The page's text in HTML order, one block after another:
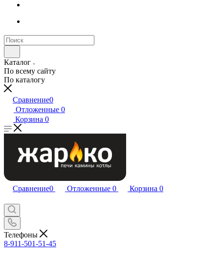
Каталог
По всему сайту
По каталогу
Сравнение0
Отложенные 0
Корзина 0
Сравнение0 Отложенные 0 Корзина 0
Телефоны
8-911-501-51-45